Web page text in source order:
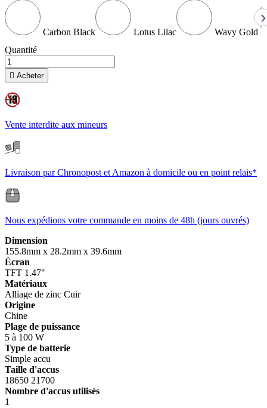
Carbon Black Lotus Lilac Wavy Gold
›
Quantité
 Acheter
Vente interdite aux mineurs
Livraison par Chronopost et Amazon à domicile ou en point relais*
Nous expédions votre commande en moins de 48h (jours ouvrés)
Dimension
155.8mm x 28.2mm x 39.6mm
Écran
TFT 1.47"
Matériaux
Alliage de zinc Cuir
Origine
Chine
Plage de puissance
5 à 100 W
Type de batterie
Simple accu
Taille d'accus
18650 21700
Nombre d'accus utilisés
1